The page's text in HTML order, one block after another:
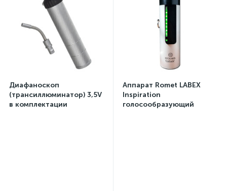
Диафаноскоп
(трансиллюминатор) 3,5V
в комплектации
Аппарат Romet LABEX
Inspiration
голосообразующий